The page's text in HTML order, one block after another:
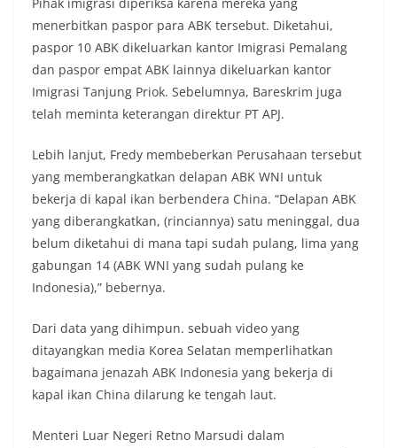
Pihak imigrasi diperiksa karena mereka yang
menerbitkan paspor para ABK tersebut. Diketahui,
paspor 10 ABK dikeluarkan kantor Imigrasi Pemalang
dan paspor empat ABK lainnya dikeluarkan kantor
Imigrasi Tanjung Priok. Sebelumnya, Bareskrim juga
telah meminta keterangan direktur PT APJ.
Lebih lanjut, Fredy membeberkan Perusahaan tersebut
yang memberangkatkan delapan ABK WNI untuk
bekerja di kapal ikan berbendera China. “Delapan ABK
yang diberangkatkan, (rinciannya) satu meninggal, dua
belum diketahui di mana tapi sudah pulang, lima yang
gabungan 14 (ABK WNI yang sudah pulang ke
Indonesia),” bebernya.
Dari data yang dihimpun. sebuah video yang
ditayangkan media Korea Selatan memperlihatkan
bagaimana jenazah ABK Indonesia yang bekerja di
kapal ikan China dilarung ke tengah laut.
Menteri Luar Negeri Retno Marsudi dalam